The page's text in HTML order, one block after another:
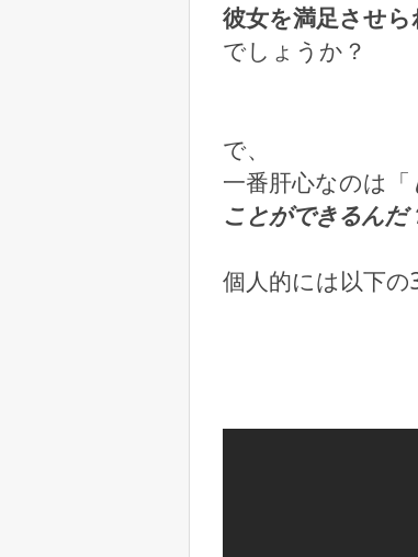
彼女を満足させ
でしょうか？
で、
一番肝心なのは「
ことができるんだ
個人的には以下の